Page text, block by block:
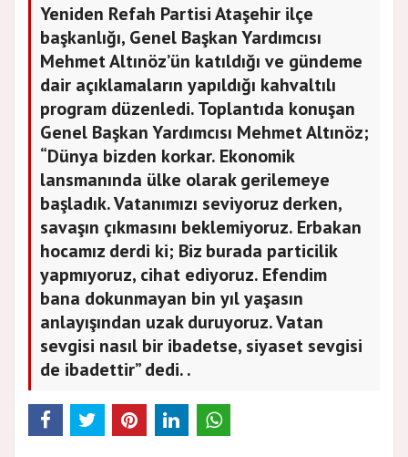
Yeniden Refah Partisi Ataşehir ilçe
başkanlığı, Genel Başkan Yardımcısı
Mehmet Altınöz’ün katıldığı ve gündeme
dair açıklamaların yapıldığı kahvaltılı
program düzenledi. Toplantıda konuşan
Genel Başkan Yardımcısı Mehmet Altınöz;
“Dünya bizden korkar. Ekonomik
lansmanında ülke olarak gerilemeye
başladık. Vatanımızı seviyoruz derken,
savaşın çıkmasını beklemiyoruz. Erbakan
hocamız derdi ki; Biz burada particilik
yapmıyoruz, cihat ediyoruz. Efendim
bana dokunmayan bin yıl yaşasın
anlayışından uzak duruyoruz. Vatan
sevgisi nasıl bir ibadetse, siyaset sevgisi
de ibadettir” dedi. .